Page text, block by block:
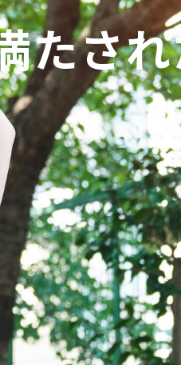
たさ